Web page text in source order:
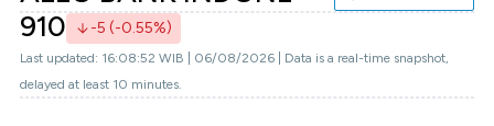
910 -5 (-0.55%)
Last updated: 16:08:52 WIB | 06/08/2026 | Data is a real-time snapshot,
delayed at least 10 minutes.